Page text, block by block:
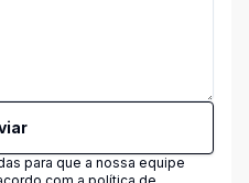
para que a nossa equipe